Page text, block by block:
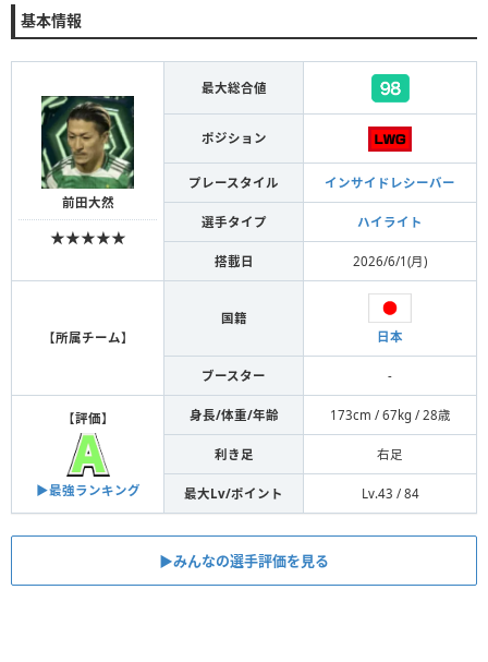
基本情報
前田大然
★★★★★
最大総合値
ポジション
プレースタイル インサイドレシーバー
選手タイプ ハイライト
搭載日 2026/6/1(月)
【所属チーム】
国籍
日本
ブースター -
【評価】
▶︎最強ランキング
身長/体重/年齢 173cm / 67kg / 28歳
利き足 右足
最大Lv/ポイント Lv.43 / 84
▶︎みんなの選手評価を見る